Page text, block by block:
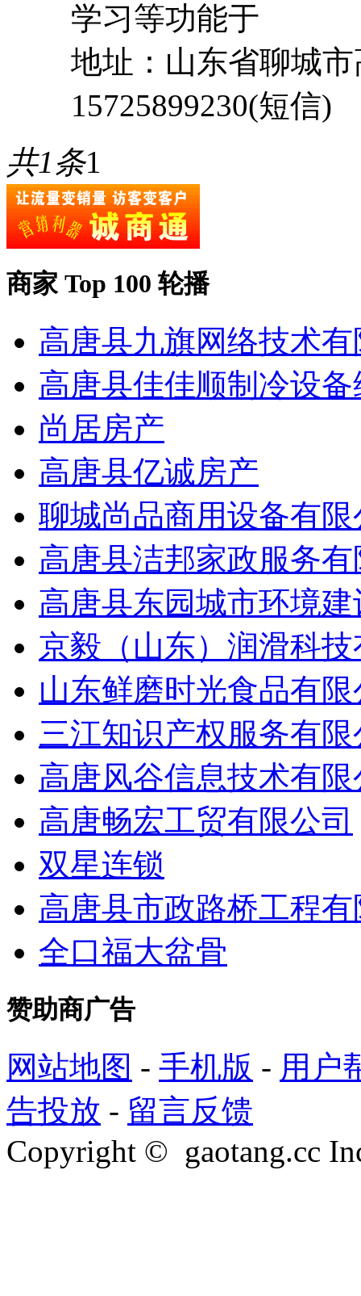
学习等功能于
地址：山东省聊城
15725899230(短信)
共1条1
商家 Top 100 轮播
高唐县九旗网络技术
高唐县佳佳顺制冷设
尚居房产
高唐县亿诚房产
聊城尚品商用设备有限
高唐县洁邦家政服务
高唐县东园城市环境
京毅（山东）润滑科
山东鲜磨时光食品有
三江知识产权服务有
高唐风谷信息技术有限
高唐畅宏工贸有限公司
双星连锁
高唐县市政路桥工程
全口福大盆骨
赞助商广告
网站地图 - 手机版 - 用户
告投放 - 留言反馈
Copyright © gaotang.cc